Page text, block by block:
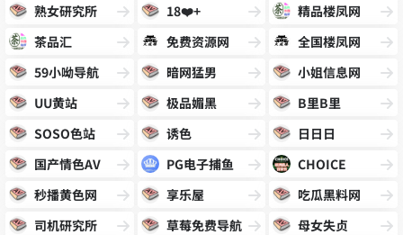
熟女研究所
18❤️+
精品楼凤网
茶品汇
免费资源网
全国楼凤网
59小呦导航
暗网猛男
小姐信息网
UU黄站
极品媚黑
B里B里
SOSO色站
诱色
日日日
国产情色AV
PG电子捕鱼
CHOICE
秒播黄色网
享乐屋
吃瓜黑料网
司机研究所
草莓免费导航
母女失贞